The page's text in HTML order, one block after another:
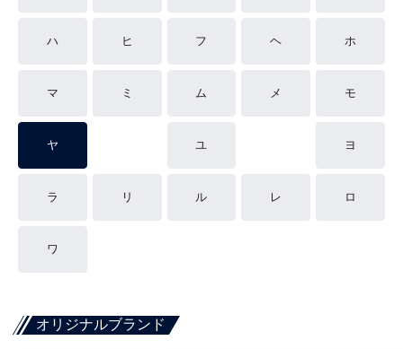
ハ ヒ フ ヘ ホ
マ ミ ム メ モ
ヤ ユ ヨ
ラ リ ル レ ロ
ワ
オリジナルブランド